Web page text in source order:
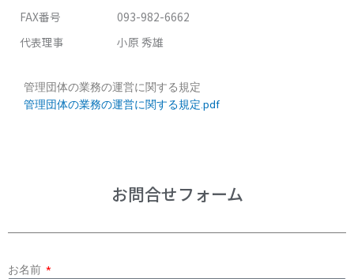
FAX番号
093-982-6662
代表理事
小原 秀雄
管理団体の業務の運営に関する規定
管理団体の業務の運営に関する規定.pdf
お問合せフォーム
お名前